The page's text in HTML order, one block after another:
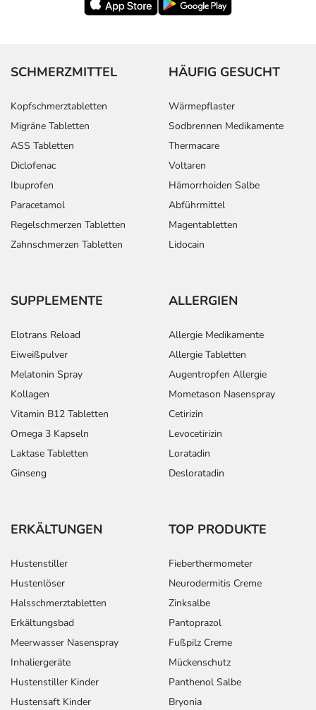
SCHMERZMITTEL
Kopfschmerztabletten
Migräne Tabletten
ASS Tabletten
Diclofenac
Ibuprofen
Paracetamol
Regelschmerzen Tabletten
Zahnschmerzen Tabletten
HÄUFIG GESUCHT
Wärmepflaster
Sodbrennen Medikamente
Thermacare
Voltaren
Hämorrhoiden Salbe
Abführmittel
Magentabletten
Lidocain
SUPPLEMENTE
Elotrans Reload
Eiweißpulver
Melatonin Spray
Kollagen
Vitamin B12 Tabletten
Omega 3 Kapseln
Laktase Tabletten
Ginseng
ALLERGIEN
Allergie Medikamente
Allergie Tabletten
Augentropfen Allergie
Mometason Nasenspray
Cetirizin
Levocetirizin
Loratadin
Desloratadin
ERKÄLTUNGEN
Hustenstiller
Hustenlöser
Halsschmerztabletten
Erkältungsbad
Meerwasser Nasenspray
Inhaliergeräte
Hustenstiller Kinder
Hustensaft Kinder
TOP PRODUKTE
Fieberthermometer
Neurodermitis Creme
Zinksalbe
Pantoprazol
Fußpilz Creme
Mückenschutz
Panthenol Salbe
Bryonia